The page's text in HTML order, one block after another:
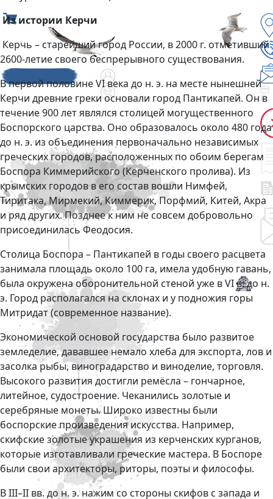
Из истории Керчи
Керчь – старейший город России, в 2000 г. отметивший
2600-летие своего беспрерывного существования.
В первой половине VI века до н. э. на месте нынешней
Керчи древние греки основали город Пантикапей. Он в
течение 900 лет являлся столицей могущественного
Боспорского царства. Оно образовалось около 480 года
до н. э. из объединения первоначально независимых
греческих городов, расположенных по обоим берегам
Боспора Киммерийского (Керченского пролива). Из
крымских городов в его состав вошли Нимфей,
Тиритака, Мирмекий, Киммерик, Порфмий, Китей, Акра
и ряд других. Позднее к ним не совсем добровольно
присоединилась Феодосия.
Столица Боспора – Пантикапей в годы своего расцвета
занимала площадь около 100 га, имела удобную гавань,
была окружена оборонительной стеной уже в VI в. до н.
э. Город располагался на склонах и у подножия горы
Митридат (современное название).
Экономической основой государства было развитое
земледелие, дававшее немало хлеба для экспорта, лов и
засолка рыбы, виноградарство и виноделие, торговля.
Высокого развития достигли ремёсла – гончарное,
литейное, судостроение. Чеканились золотые и
серебряные монеты. Широко известны были
боспорские произведения искусства. Например,
скифские золотые украшения из керченских курганов,
которые изготавливали греческие мастера. В Боспоре
были свои архитекторы, риторы, поэты и философы.
В III–II вв. до н. э. нажим со стороны скифов с запада и